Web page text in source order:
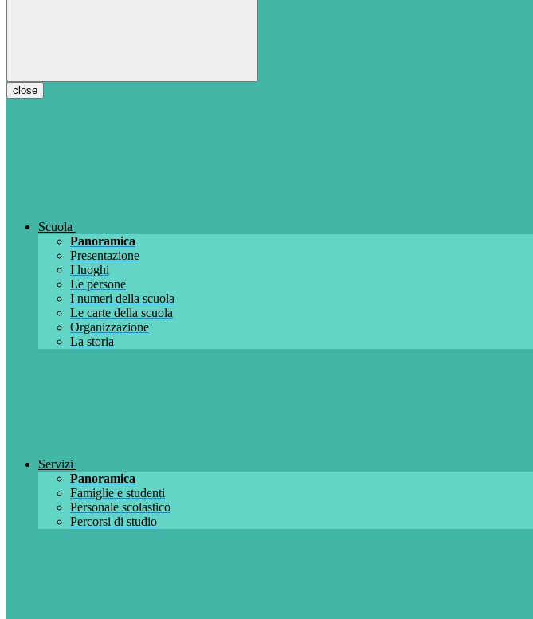
close
Scuola
Panoramica
Presentazione
I luoghi
Le persone
I numeri della scuola
Le carte della scuola
Organizzazione
La storia
Servizi
Panoramica
Famiglie e studenti
Personale scolastico
Percorsi di studio